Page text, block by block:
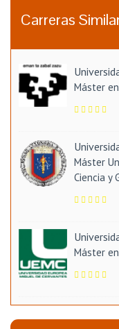
Carreras
Máster
Máster
Ciencia y
Máster